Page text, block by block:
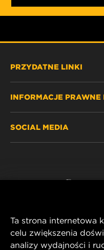
PRZYDATNE LINKI
GDZIE KUPIĆ
INFORMACJE PRAWNE
SOCIAL MEDIA
Ta strona internetowa
celu zwiększenia
analizy wydajności i